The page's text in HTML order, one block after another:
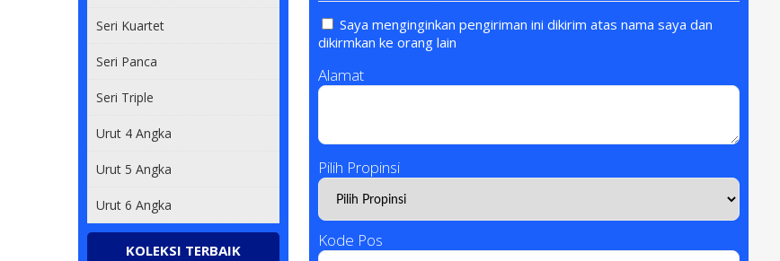
Seri Kuartet
Seri Panca
Seri Triple
Urut 4 Angka
Urut 5 Angka
Urut 6 Angka
KOLEKSI TERBAIK
Saya menginginkan pengiriman ini dikirim atas nama saya dan
dikirmkan ke orang lain
Alamat
Pilih Propinsi
Kode Pos